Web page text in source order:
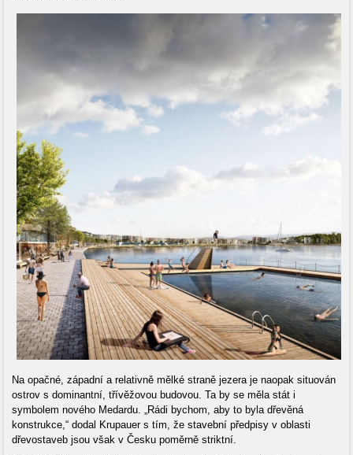
Na opačné, západní a relativně mělké straně jezera je naopak situován
ostrov s dominantní, třívěžovou budovou. Ta by se měla stát i
symbolem nového Medardu. „Rádi bychom, aby to byla dřevěná
konstrukce,“ dodal Krupauer s tím, že stavební předpisy v oblasti
dřevostaveb jsou však v Česku poměrně striktní.